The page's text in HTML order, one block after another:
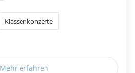
Klassenkonzerte
Mehr erfahren